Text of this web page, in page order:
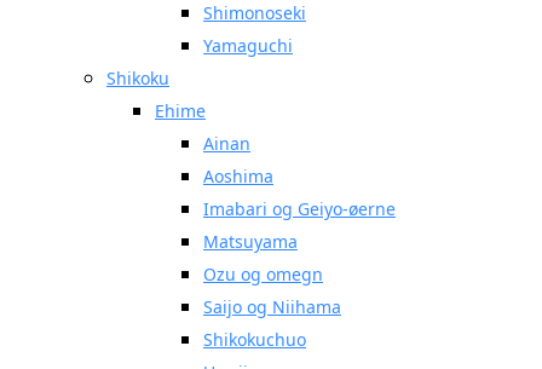
Shimonoseki
Yamaguchi
Shikoku
Ehime
Ainan
Aoshima
Imabari og Geiyo-øerne
Matsuyama
Ozu og omegn
Saijo og Niihama
Shikokuchuo